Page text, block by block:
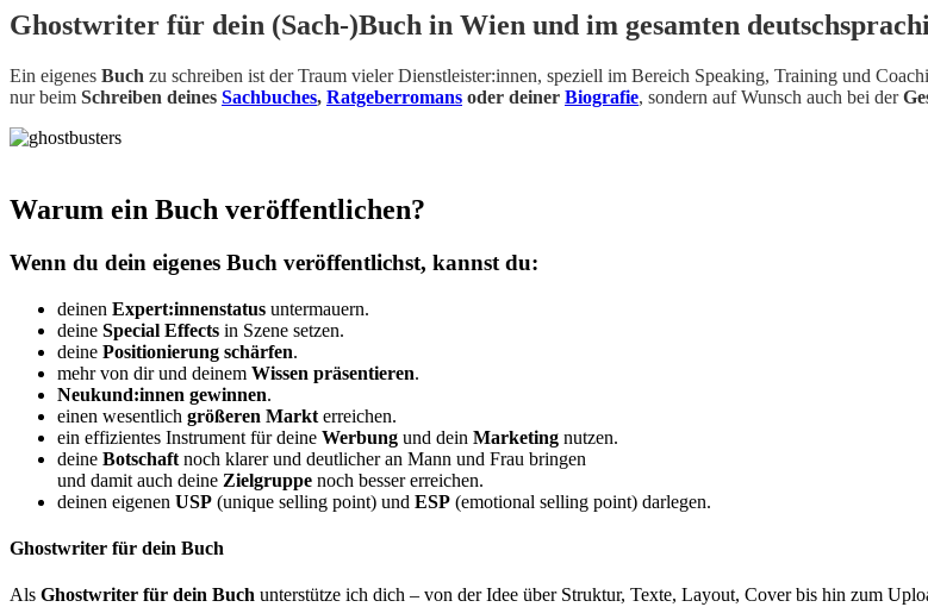
Ghostwriter für dein (Sach-)Buch in Wien und im gesamten
Ein eigenes Buch zu schreiben ist der Traum vieler Dienstleister:innen, speziell im Bereich Speaking, Training und
nur beim Schreiben deines Sachbuches, Ratgeberromans oder deiner Biografie, sondern auf Wunsch auch bei der
Warum ein Buch veröffentlichen?
Wenn du dein eigenes Buch veröffentlichst, kannst du:
deinen Expert:innenstatus untermauern.
deine Special Effects in Szene setzen.
deine Positionierung schärfen.
mehr von dir und deinem Wissen präsentieren.
Neukund:innen gewinnen.
einen wesentlich größeren Markt erreichen.
ein effizientes Instrument für deine Werbung und dein Marketing nutzen.
deine Botschaft noch klarer und deutlicher an Mann und Frau bringen
und damit auch deine Zielgruppe noch besser erreichen.
deinen eigenen USP (unique selling point) und ESP (emotional selling point) darlegen.
Ghostwriter für dein Buch
Als Ghostwriter für dein Buch unterstütze ich dich – von der Idee über Struktur, Texte, Layout, Cover bis hin zum